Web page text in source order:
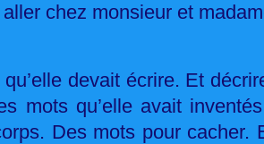
chez monsieur et
qu’elle devait écrire. Et
mots qu’elle avait
Des mots pour cacher.